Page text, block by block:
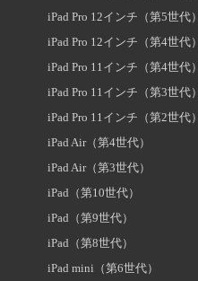
iPad Pro 12インチ（第5世代）
iPad Pro 12インチ（第4世代）
iPad Pro 11インチ（第4世代）
iPad Pro 11インチ（第3世代）
iPad Pro 11インチ（第2世代）
iPad Air（第4世代）
iPad Air（第3世代）
iPad（第10世代）
iPad（第9世代）
iPad（第8世代）
iPad mini（第6世代）